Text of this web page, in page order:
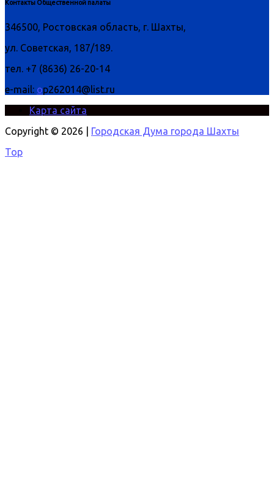
Контакты Общественной палаты
346500, Ростовская область, г. Шахты,
ул. Советская, 187/189.
тел. +7 (8636) 26-20-14
e-mail: op262014@list.ru
Карта сайта
Copyright © 2026 |
Городская Дума города Шахты
Top